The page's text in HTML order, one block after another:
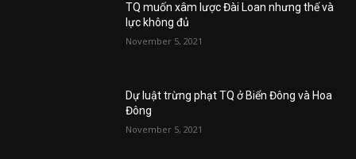
TQ muốn xâm lược Đài Loan nhưng thế và
lực không đủ
November 5, 2021
Dự luật trừng phạt TQ ở Biển Đông và Hoa
Đông
November 5, 2021